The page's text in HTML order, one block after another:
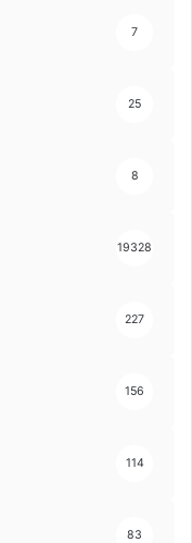
7
25
8
19328
227
156
114
83